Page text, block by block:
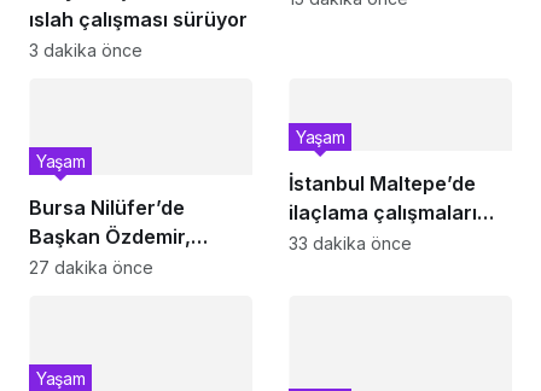
ıslah çalışması sürüyor
3 dakika önce
Bursa Nilüfer’de
Başkan Özdemir,
Esentepeliler’i dinledi
Yaşam
27 dakika önce
İstanbul Maltepe’de
ilaçlama çalışmaları
sürüyor
Yaşam
33 dakika önce
Yaşam